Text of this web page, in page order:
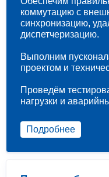
коммутацию с
синхронизацию,
диспетчеризацию.
Выполним
проектом и
Проведём
нагрузки и
Подробнее